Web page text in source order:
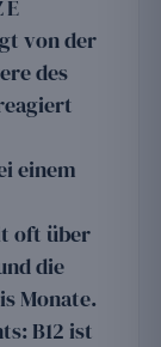
von der
des
einem
oft über
die
Monate.
B12 ist